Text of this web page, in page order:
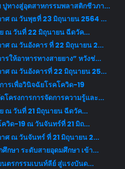
ทางสู่อุตสาหกรรมพลาสติกชีวภา...
ศ ณ วันพุธที่ 23 มิถุนายน 2564 ...
ณ วันที่ 22 มิถุนายน ฉีดวัค...
ณ วันอังคาร ที่ 22 มิถุนายน 2...
รให้อาหารทางสายยาง” หวังช่...
ณ วันอังคารที่ 22 มิถุนายน 25...
ารเพื่อวินิจฉัยโรคโควิด-19
โครงการการจัดการความรู้และ...
ณ วันที่ 21 มิถุนายน ฉีดวัค...
วิด-19 ณ วันจันทร์ที่ 21 มิถ...
ณ วันจันทร์ ที่ 21 มิถุนายน 2...
กษา ระดับสายอุดมศึกษา เข้า...
ตรกรรมเบนท์ลีย์ สู่แรงบันด...